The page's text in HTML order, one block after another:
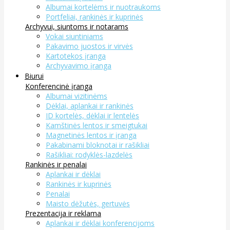
Albumai kortelėms ir nuotraukoms
Portfeliai, rankinės ir kuprinės
Archyvui, siuntoms ir notarams
Vokai siuntiniams
Pakavimo juostos ir virvės
Kartotekos įranga
Archyvavimo įranga
Biurui
Konferencinė įranga
Albumai vizitinėms
Dėklai, aplankai ir rankinės
ID kortelės, dėklai ir lentelės
Kamštinės lentos ir smeigtukai
Magnetinės lentos ir įranga
Pakabinami bloknotai ir rašikliai
Rašikliai: rodyklės-lazdelės
Rankinės ir penalai
Aplankai ir dėklai
Rankinės ir kuprinės
Penalai
Maisto dėžutės, gertuvės
Prezentacija ir reklama
Aplankai ir dėklai konferencijoms